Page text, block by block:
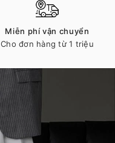
Miễn phí vận chuyển
Cho đơn hàng từ 1 triệu